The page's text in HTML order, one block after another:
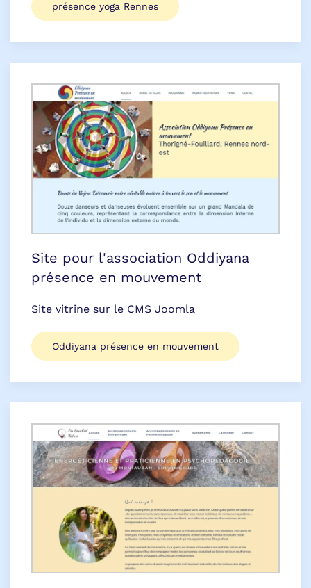
présence yoga Rennes
Site pour l'association Oddiyana
présence en mouvement
Site vitrine sur le CMS Joomla
Oddiyana présence en mouvement